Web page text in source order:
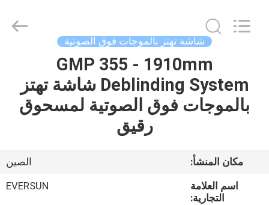
منتجات
الواقع
الافتراضي
شاشة تهتز بالموجات فوق الصوتية
GMP 355 - 1910mm
Deblinding System شاشة تهتز
بالموجات فوق الصوتية لمسحوق
رقيق
مكان المنشأ:
الصين
اسم العلامة
التجارية:
EVERSUN